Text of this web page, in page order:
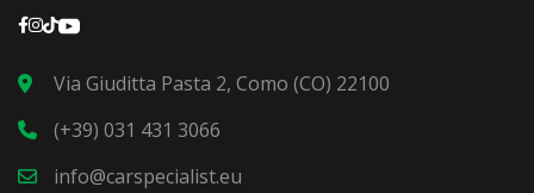
Via Giuditta Pasta 2, Como (CO) 22100
(+39) 031 431 3066
info@carspecialist.eu